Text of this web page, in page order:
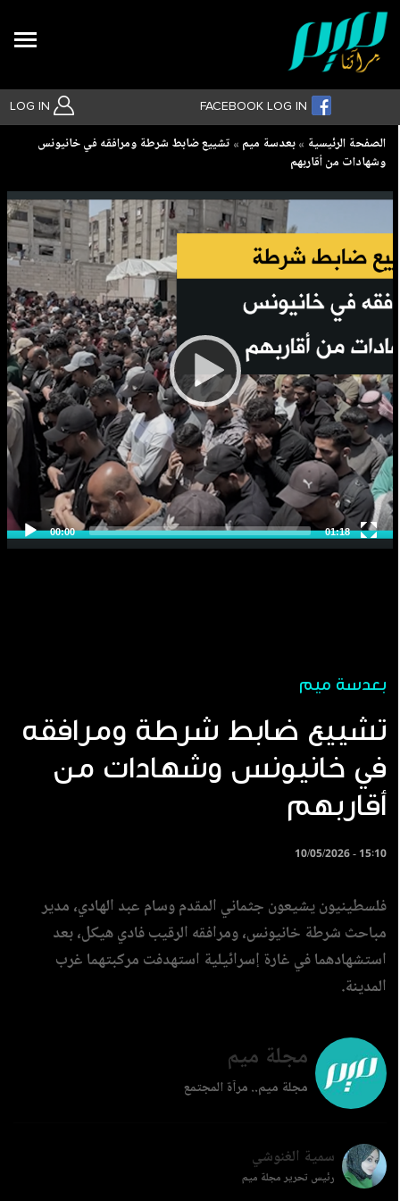
LOG IN FACEBOOK LOG IN
بحث متقدم
Breadcrumb
الصفحة الرئيسية بعدسة ميم
تشييع ضابط شرطة ومرافقه في خانيونس
وشهادات من أقاربهم
بعدسة ميم
تشييع ضابط شرطة ومرافقه
في خانيونس وشهادات من
أقاربهم
10/05/2026 - 15:10
فلسطينيون يشيعون جثماني المقدم وسام عبد الهادي، مدير
مباحث شرطة خانيونس، ومرافقه الرقيب فادي هيكل، بعد
استشهادهما في غارة إسرائيلية استهدفت مركبتهما غرب
المدينة.
مجلة ميم
مجلة ميم.. مرآة المجتمع
سمية الغنوشي
رئيس تحرير مجلة ميم